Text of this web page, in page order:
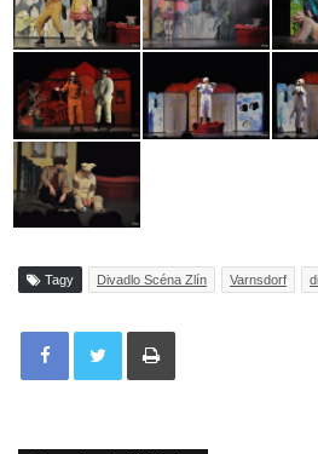
Tagy Divadlo Scéna Zlín Varnsdorf
Tisknout